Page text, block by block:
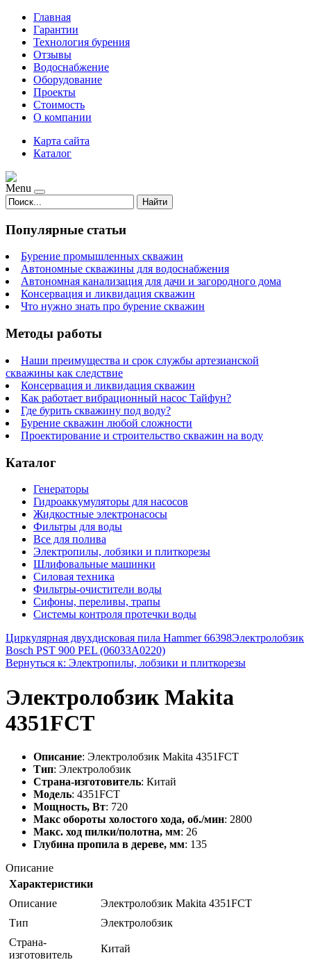
Главная
Гарантии
Технология бурения
Отзывы
Водоснабжение
Оборудование
Проекты
Стоимость
О компании
Карта сайта
Каталог
Menu
Найти
Популярные статьи
Бурение промышленных скважин
Автономные скважины для водоснабжения
Автономная канализация для дачи и загородного дома
Консервация и ликвидация скважин
Что нужно знать про бурение скважин
Методы работы
Наши преимущества и срок службы артезианской
скважины как следствие
Консервация и ликвидация скважин
Как работает вибрационный насос Тайфун?
Где бурить скважину под воду?
Бурение скважин любой сложности
Проектирование и строительство скважин на воду
Каталог
Генераторы
Гидроаккумуляторы для насосов
Жидкостные электронасосы
Фильтры для воды
Все для полива
Электропилы, лобзики и плиткорезы
Шлифовальные машинки
Силовая техника
Фильтры-очистители воды
Сифоны, переливы, трапы
Системы контроля протечки воды
Циркулярная двухдисковая пила Hammer 66398Электролобзик
Bosch PST 900 PEL (06033A0220)
Вернуться к: Электропилы, лобзики и плиткорезы
Электролобзик Makita
4351FCT
Описание: Электролобзик Makita 4351FCT
Тип: Электролобзик
Страна-изготовитель: Китай
Модель: 4351FCT
Мощность, Вт: 720
Макс обороты холостого хода, об./мин: 2800
Макс. ход пилки/полотна, мм: 26
Глубина пропила в дереве, мм: 135
Описание
Характеристики
Описание
Электролобзик Makita 4351FCT
Тип
Электролобзик
Страна-
изготовитель
Китай